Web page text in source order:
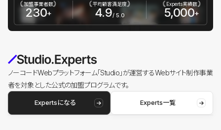
加盟事業者数
230+
平均顧客満足度
4.9/ 5.0
Experts実績数
5,000+
ノーコードWebプラットフォーム「Studio」が運営するWebサイト制作事業
者を対象とした公式の加盟プログラムです。
Expertsになる Experts一覧